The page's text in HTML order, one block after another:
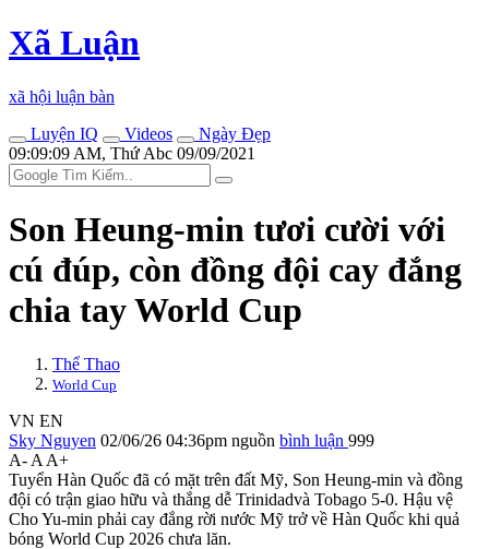
Xã Luận
xã hội luận bàn
Luyện IQ
Videos
Ngày Đẹp
09:09:09 AM, Thứ Abc 09/09/2021
Son Heung-min tươi cười với
cú đúp, còn đồng đội cay đắng
chia tay World Cup
Thể Thao
World Cup
VN EN
Sky Nguyen 02/06/26 04:36pm nguồn bình luận 999
A- A A+
Tuyển Hàn Quốc đã có mặt trên đất Mỹ, Son Heung-min và đồng
đội có trận giao hữu và thắng dễ Trinidadvà Tobago 5-0. Hậu vệ
Cho Yu-min phải cay đắng rời nước Mỹ trở về Hàn Quốc khi quả
bóng World Cup 2026 chưa lăn.